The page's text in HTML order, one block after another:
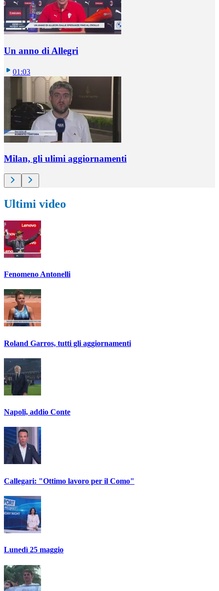
Un anno di Allegri
01:03
Milan, gli ulimi aggiornamenti
Ultimi video
Fenomeno Antonelli
Roland Garros, tutti gli aggiornamenti
Napoli, addio Conte
Callegari: "Ottimo lavoro per il Como"
Lunedì 25 maggio